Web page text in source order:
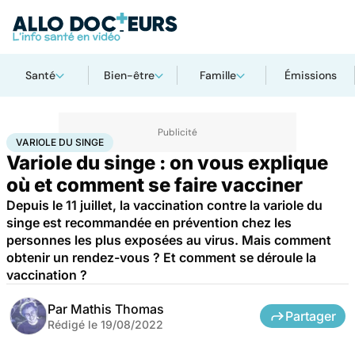
Santé Bien-être Famille Émissions
AccueilSanté MaladiesMaladies infectieuses
VARIOLE DU SINGE
Variole du singe : on vous explique
où et comment se faire vacciner
Depuis le 11 juillet, la vaccination contre la variole du
singe est recommandée en prévention chez les
personnes les plus exposées au virus. Mais comment
obtenir un rendez-vous ? Et comment se déroule la
vaccination ?
Par Mathis Thomas
Rédigé le 19/08/2022
Partager